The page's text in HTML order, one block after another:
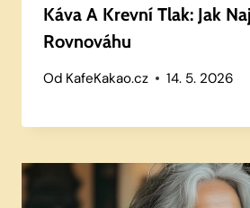
Káva A Krevní Tlak: Jak
Rovnováhu
Od KafeKakao.cz 14. 5. 2026